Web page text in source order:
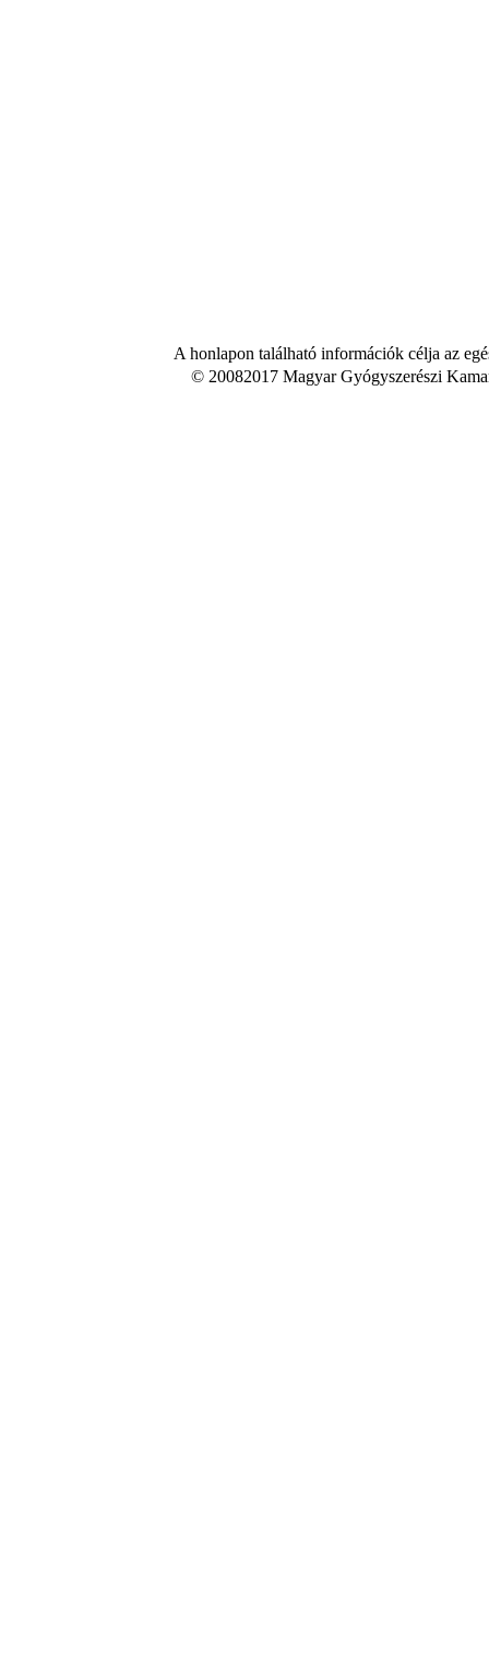
A honlapon található információk célja az
© 20082017 Magyar Gyógyszerészi